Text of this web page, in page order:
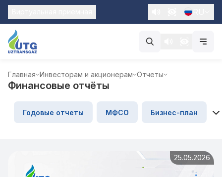
Главная Инвесторам и акционерам Отчеты
Финансовые отчёты
Годовые отчеты МФСО Бизнес-план
25.05.2026